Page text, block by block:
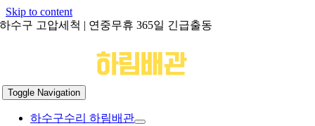
Skip to content
하수구 고압세척 | 연중무휴 365일 긴급출동
Toggle Navigation
하수구수리 하림배관